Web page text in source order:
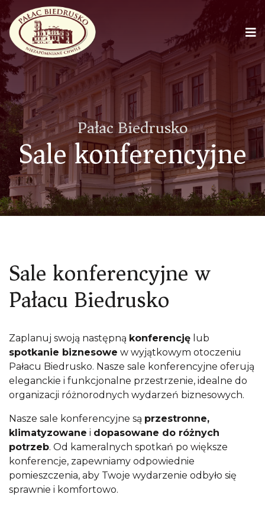
Pałac Biedrusko
Sale konferencyjne
Sale konferencyjne w
Pałacu Biedrusko
Zaplanuj swoją następną konferencję lub
spotkanie biznesowe w wyjątkowym otoczeniu
Pałacu Biedrusko. Nasze sale konferencyjne oferują
eleganckie i funkcjonalne przestrzenie, idealne do
organizacji różnorodnych wydarzeń biznesowych.
Nasze sale konferencyjne są przestronne,
klimatyzowane i dopasowane do różnych
potrzeb. Od kameralnych spotkań po większe
konferencje, zapewniamy odpowiednie
pomieszczenia, aby Twoje wydarzenie odbyło się
sprawnie i komfortowo.